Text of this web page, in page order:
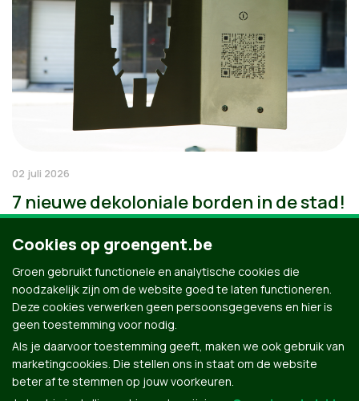
02 juli 2026
7 nieuwe dekoloniale borden in de stad!
Cookies op groengent.be
Groen gebruikt functionele en analytische cookies die
noodzakelijk zijn om de website goed te laten functioneren.
Deze cookies verwerken geen persoonsgegevens en hier is
geen toestemming voor nodig.
Als je daarvoor toestemming geeft, maken we ook gebruik van
marketingcookies. Die stellen ons in staat om de website
beter af te stemmen op jouw voorkeuren.